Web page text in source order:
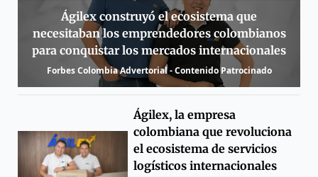
Ágilex construyó el ecosistema que
necesitaban los emprendedores colombianos
para conquistar los mercados internacionales
Forbes Colombia Advertorial - Contenido Patrocinado
Ágilex, la empresa
colombiana que revoluciona
el ecosistema de servicios
logísticos internacionales